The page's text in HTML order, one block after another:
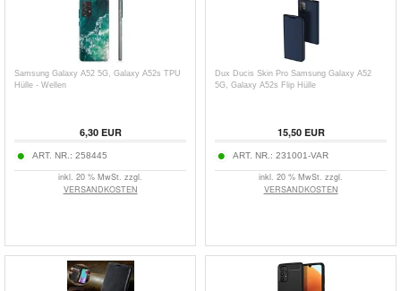
Samsung Galaxy A52 5G, Galaxy A52s TPU
Hülle - Wellen
6,30EUR
ART. NR.: 258445
inkl. 20 % MwSt. zzgl.
VERSANDKOSTEN
Dux Ducis Skin Pro Samsung Galaxy A52
5G, Galaxy A52s Flip Hülle
15,50EUR
ART. NR.: 231001-VAR
inkl. 20 % MwSt. zzgl.
VERSANDKOSTEN